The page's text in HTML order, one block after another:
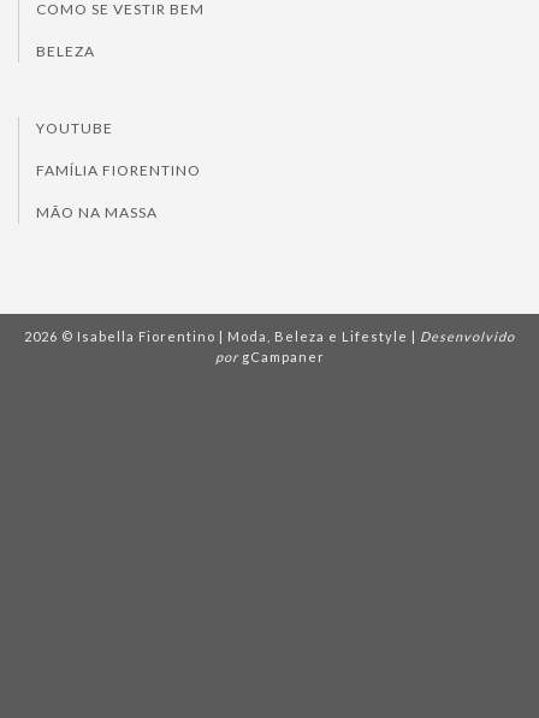
COMO SE VESTIR BEM
BELEZA
YOUTUBE
FAMÍLIA FIORENTINO
MÃO NA MASSA
2026 © Isabella Fiorentino | Moda, Beleza e Lifestyle | Desenvolvido
por gCampaner